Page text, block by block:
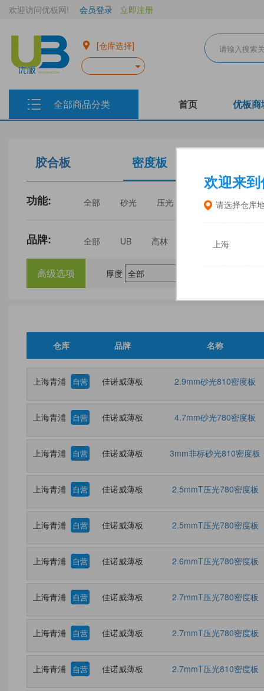
欢迎来到
请选择仓库
上海
欢迎访问优板网! 会员登录 立即注册
[仓库选择]
全部商品分类 首页 优板商
胶合板 密度板
功能: 全部 砂光 压光 家具 门板
品牌: 全部 UB 高林 中福
三威
建瓯福人
高级选项 厚度
仓库 品牌 名称
上海青浦 自营 佳诺威薄板 2.9mm砂光810密度板
上海青浦 自营 佳诺威薄板 4.7mm砂光780密度板
上海青浦 自营 佳诺威薄板 3mm非标砂光810密度板
上海青浦 自营 佳诺威薄板 2.5mmT压光780密度板
上海青浦 自营 佳诺威薄板 2.5mmT压光780密度板
上海青浦 自营 佳诺威薄板 2.6mmT压光780密度板
上海青浦 自营 佳诺威薄板 2.7mmT压光780密度板
上海青浦 自营 佳诺威薄板 2.7mmT压光780密度板
上海青浦 自营 佳诺威薄板 2.7mmT压光810密度板